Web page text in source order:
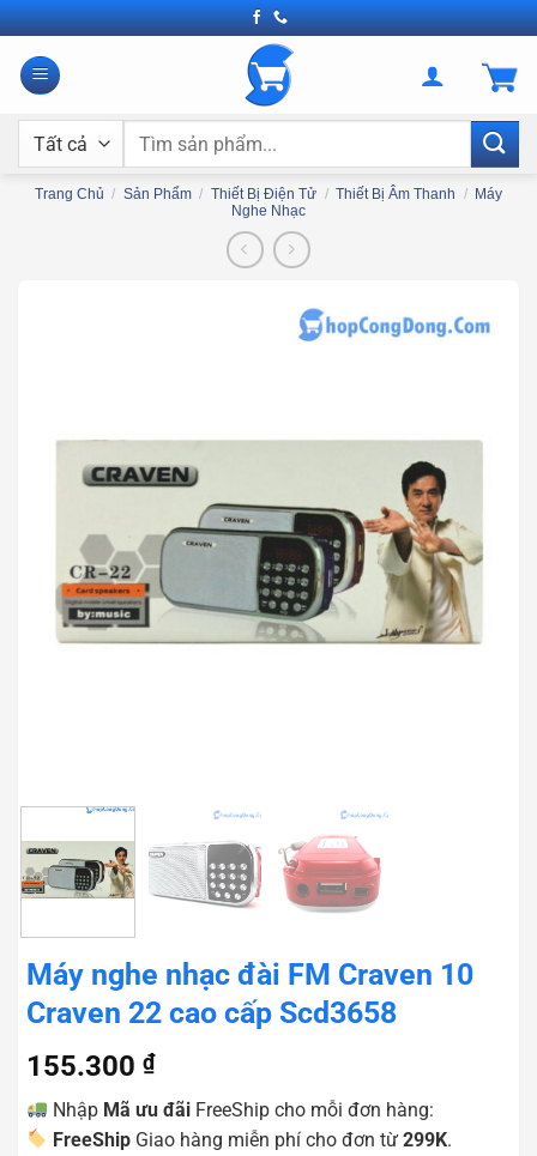
Bỏ
qua
nội
Tìm
Trang Chủ / Sản Phẩm / Thiết Bị Điện Tử / Thiết Bị Âm Thanh / Máy
Nghe Nhạc
Máy nghe nhạc đài FM Craven 10
Craven 22 cao cấp Scd3658
155.300 ₫
Nhập Mã ưu đãi FreeShip cho mỗi đơn hàng:
FreeShip Giao hàng miễn phí cho đơn từ299K.